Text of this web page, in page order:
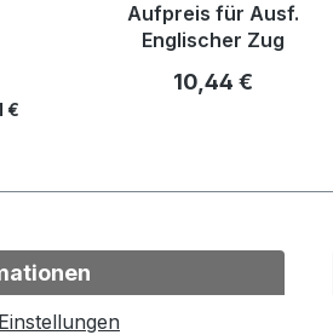
€
Aufpreis für Ausf.
Englischer Zug
Regulärer Preis:
10,44 €